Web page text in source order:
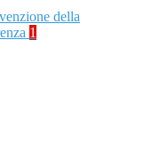
della
1